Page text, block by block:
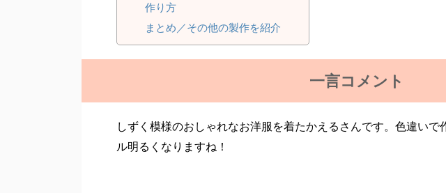
作り方
まとめ／その他の製作を紹介
一言コメント
しずく模様のおしゃれなお洋服を着たかえるさんです。色違いで
ル明るくなりますね！